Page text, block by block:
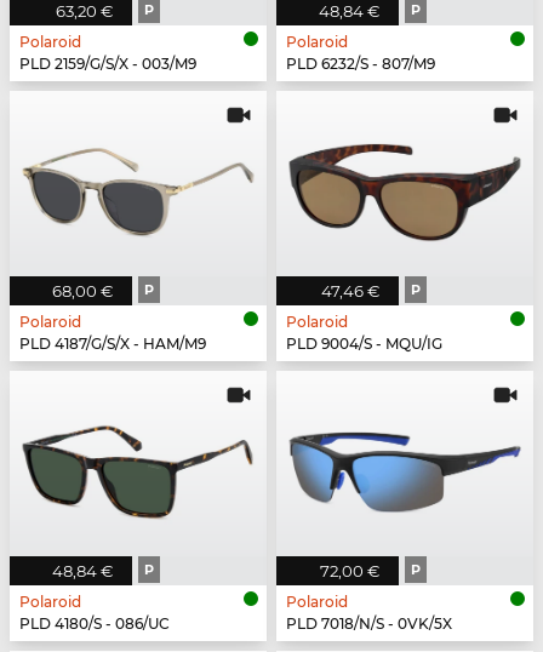
63,20 € P
Polaroid
PLD 2159/G/S/X - 003/M9
48,84 € P
Polaroid
PLD 6232/S - 807/M9
68,00 € P
Polaroid
PLD 4187/G/S/X - HAM/M9
47,46 € P
Polaroid
PLD 9004/S - MQU/IG
48,84 € P
Polaroid
PLD 4180/S - 086/UC
72,00 € P
Polaroid
PLD 7018/N/S - 0VK/5X